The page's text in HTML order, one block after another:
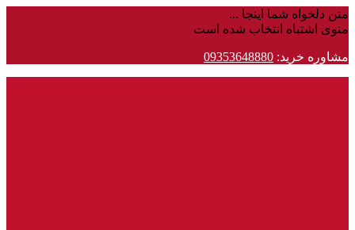
متن دلخواه شما اینجا ...
منوی اشتباه انتخاب شده است
مشاوره خرید: 09353648880